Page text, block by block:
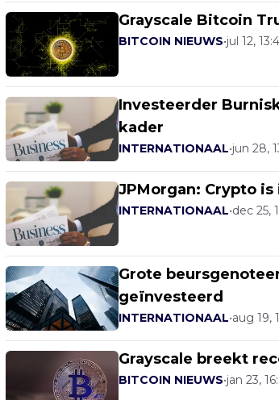
Grayscale Bitcoin
BITCOIN NIEUWS•jul 12,
Investeerder
kader
INTERNATIONAAL•jun 28,
JPMorgan: Crypto
INTERNATIONAAL•dec 25,
Grote
geïnvesteerd
INTERNATIONAAL•aug 19,
Grayscale breekt
BITCOIN NIEUWS•jan 23,